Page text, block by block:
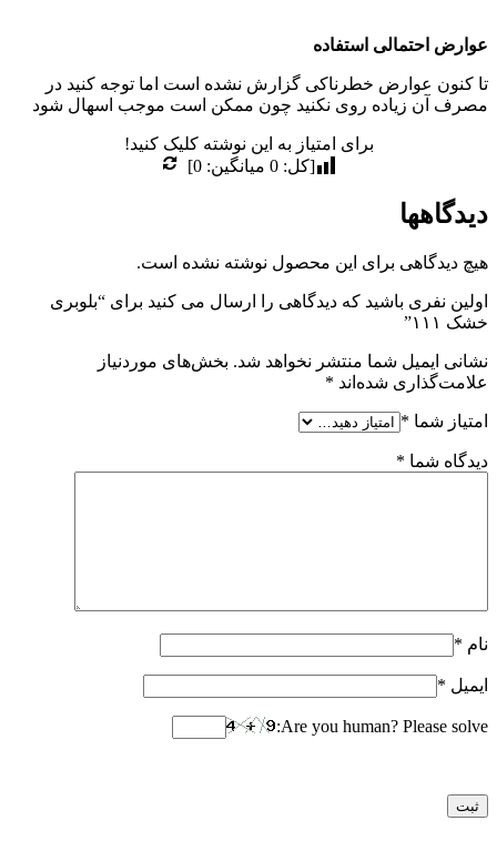
عوارض احتمالی استفاده
تا کنون عوارض خطرناکی گزارش نشده است اما توجه کنید در
مصرف آن زیاده روی نکنید چون ممکن است موجب اسهال شود
برای امتیاز به این نوشته کلیک کنید!
[کل:0 میانگین:0
]
دیدگاهها
هیچ دیدگاهی برای این محصول نوشته نشده است.
اولین نفری باشید که دیدگاهی را ارسال می کنید برای “بلوبری
خشک ۱۱۱”
نشانی ایمیل شما منتشر نخواهد شد. بخش‌های موردنیاز
علامت‌گذاری شده‌اند *
امتیاز شما *
دیدگاه شما *
نام *
ایمیل *
Are you human? Please solve: